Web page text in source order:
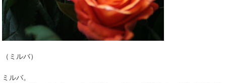
（ミルバ）
ミルバ。